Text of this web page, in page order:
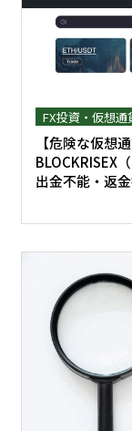
FX投資・仮想通
【危険な仮想
BLOCKRISEX
出金不能・返